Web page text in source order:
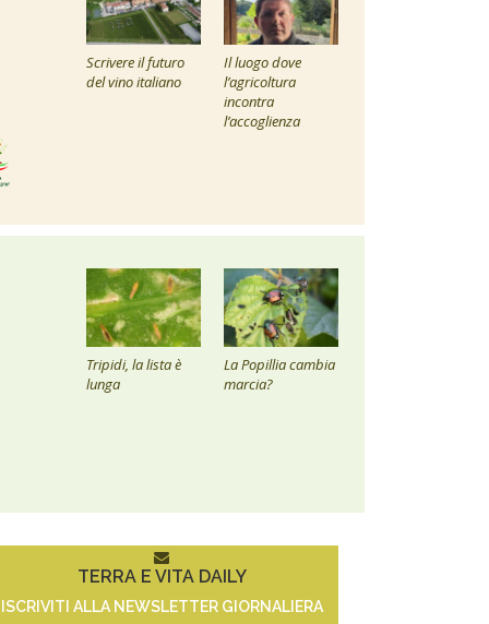
Scrivere il futuro
del vino italiano
Il luogo dove
l’agricoltura
incontra
l’accoglienza
Tripidi, la lista è
lunga
La Popillia cambia
marcia?
TERRA E VITA DAILY
ISCRIVITI ALLA NEWSLETTER GIORNALIERA